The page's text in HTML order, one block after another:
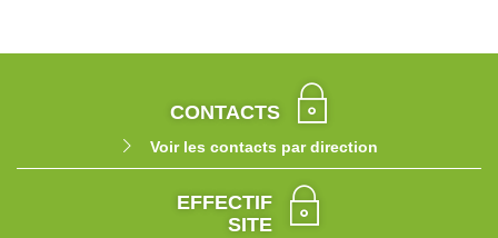
CONTACTS
Voir les contacts par direction
EFFECTIF
SITE